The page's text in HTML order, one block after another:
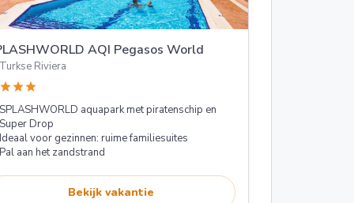
AQI Pegasos World
Turkse Riviera
starstarstar
SPLASHWORLD aquapark met piratenschip en
Super Drop
Ideaal voor gezinnen: ruime familiesuites
Pal aan het zandstrand
Bekijk vakantie